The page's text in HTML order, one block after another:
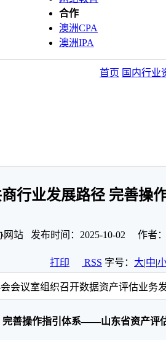
合作
澳洲CPA
澳洲IPA
首页 国内行业
行业发展路径 完善操
网站 发布时间：2025-10-02 作者：
打印 RSS 字号： 大|中|
会议室组织召开数据资产评估业务发
完善操作指引体系——山东省资产评